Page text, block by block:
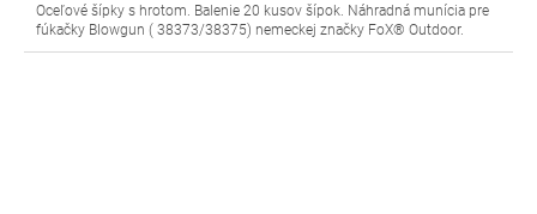
Oceľové šípky s hrotom. Balenie 20 kusov šípok. Náhradná munícia pre
fúkačky Blowgun ( 38373/38375) nemeckej značky FoX® Outdoor.